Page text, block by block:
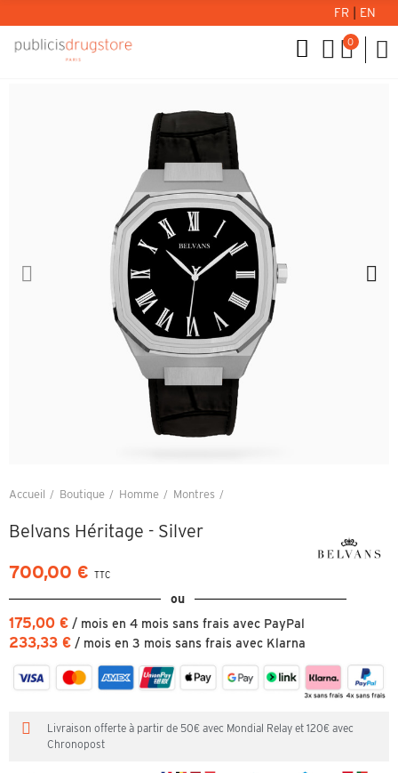
FR EN
0
Accueil Boutique Homme Montres
Belvans Héritage - Silver
700,00 € TTC
ou
175,00 € / mois en 4 mois sans frais avec PayPal
233,33 € / mois en 3 mois sans frais avec Klarna
Livraison offerte à partir de 50€ avec Mondial Relay et 120€ avec
Chronopost